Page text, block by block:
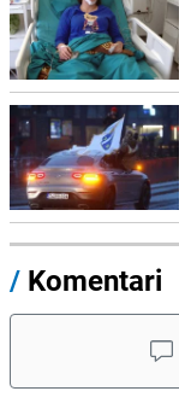
/ Komentari